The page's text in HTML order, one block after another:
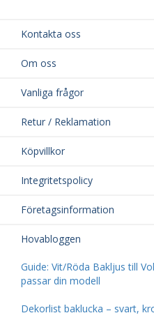
Kontakta oss
Om oss
Vanliga frågor
Retur / Reklamation
Köpvillkor
Integritetspolicy
Företagsinformation
Hovabloggen
Guide: Vit/Röda Bakljus till
passar din modell
Dekorlist baklucka – svart,